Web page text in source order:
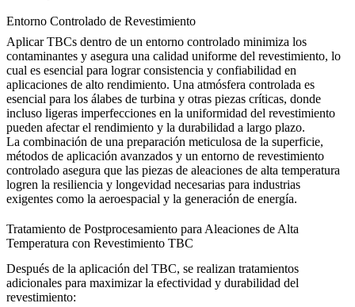
Entorno Controlado de Revestimiento
Aplicar TBCs dentro de un entorno controlado minimiza los
contaminantes y asegura una calidad uniforme del revestimiento, lo
cual es esencial para lograr consistencia y confiabilidad en
aplicaciones de alto rendimiento. Una atmósfera controlada es
esencial para los álabes de turbina y otras piezas críticas, donde
incluso ligeras imperfecciones en la uniformidad del revestimiento
pueden afectar el rendimiento y la durabilidad a largo plazo.
La combinación de una preparación meticulosa de la superficie,
métodos de aplicación avanzados y un entorno de revestimiento
controlado asegura que las piezas de aleaciones de alta temperatura
logren la resiliencia y longevidad necesarias para industrias
exigentes como la aeroespacial y la generación de energía.
Tratamiento de Postprocesamiento para Aleaciones de Alta
Temperatura con Revestimiento TBC
Después de la aplicación del TBC, se realizan tratamientos
adicionales para maximizar la efectividad y durabilidad del
revestimiento: